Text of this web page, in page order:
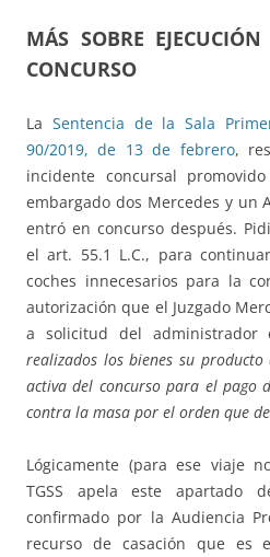
MÁS SOBRE
CONCURSO
La Sentencia de la Sala
90/2019, de 13 de febrero,
incidente concursal
embargado dos Mercedes y un
entró en concurso después.
el art. 55.1 L.C., para
coches innecesarios para la
autorización que el Juzgado
a solicitud del administrador
realizados los bienes su
activa del concurso para el pago
contra la masa por el orden que
Lógicamente (para ese viaje
TGSS apela este apartado
confirmado por la Audiencia
recurso de casación que es